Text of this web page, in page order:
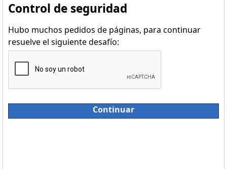
Control de seguridad
Hubo muchos pedidos de páginas, para continuar
resuelve el siguiente desafío:
Continuar